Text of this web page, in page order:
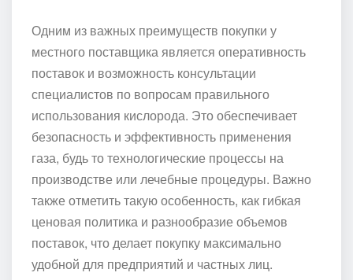
Одним из важных преимуществ покупки у
местного поставщика является оперативность
поставок и возможность консультации
специалистов по вопросам правильного
использования кислорода. Это обеспечивает
безопасность и эффективность применения
газа, будь то технологические процессы на
производстве или лечебные процедуры. Важно
также отметить такую особенность, как гибкая
ценовая политика и разнообразие объемов
поставок, что делает покупку максимально
удобной для предприятий и частных лиц.